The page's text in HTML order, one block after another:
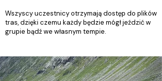
Wszyscy uczestnicy otrzymają dostęp do plików
tras, dzięki czemu każdy będzie mógł jeździć w
grupie bądź we własnym tempie.